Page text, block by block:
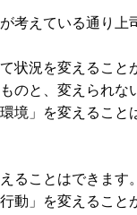
考えている通り上
状況を変えること
のと、変えられな
境」を変えること
ることはできます。
動」を変えること